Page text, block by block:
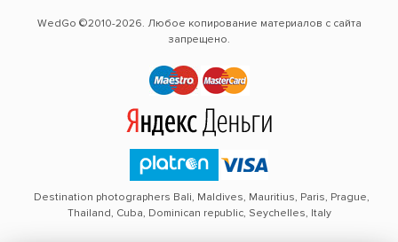
WedGo ©2010-2026. Любое копирование материалов с сайта
запрещено.
Destination photographers Bali, Maldives, Mauritius, Paris, Prague,
Thailand, Cuba, Dominican republic, Seychelles, Italy